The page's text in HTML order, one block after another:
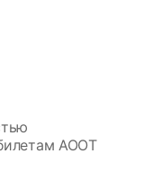
АООТ